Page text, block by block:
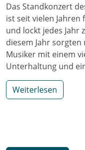
Das Standkonzert
ist seit vielen
und lockt jedes Jahr
diesem Jahr
Musiker mit einem
Unterhaltung und
Weiterlesen